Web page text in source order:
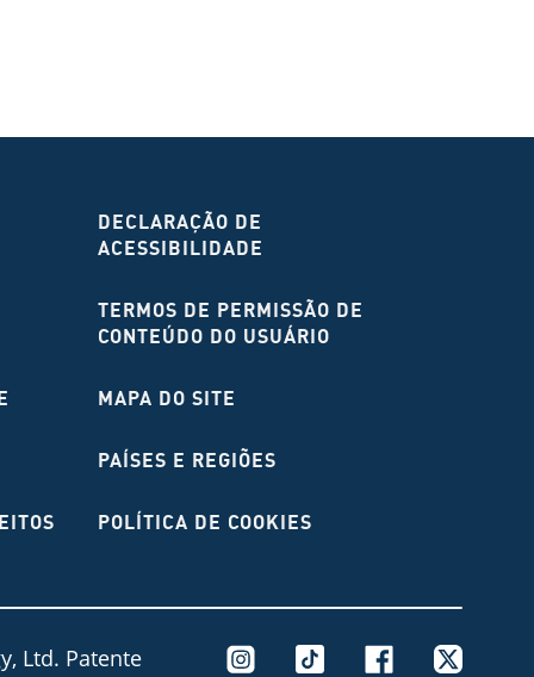
DECLARAÇÃO DE
ACESSIBILIDADE
TERMOS DE PERMISSÃO DE
CONTEÚDO DO USUÁRIO
MAPA DO SITE
PAÍSES E REGIÕES
POLÍTICA DE COOKIES
Ltd. Patente